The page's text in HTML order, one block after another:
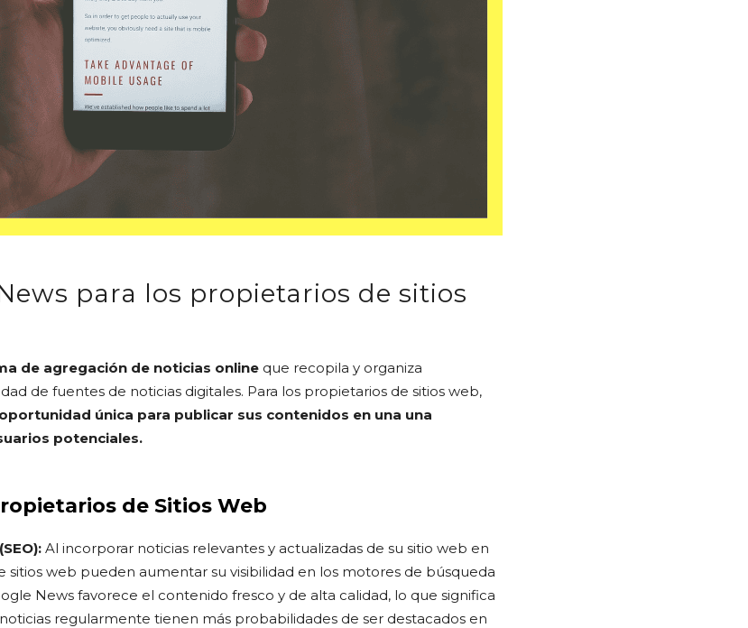
para los propietarios de sitios
de agregación de noticias online que recopila y organiza
de fuentes de noticias digitales. Para los propietarios de sitios web,
única para publicar sus contenidos en una una
potenciales.
de Sitios Web
Al incorporar noticias relevantes y actualizadas de su sitio web en
sitios web pueden aumentar su visibilidad en los motores de búsqueda
News favorece el contenido fresco y de alta calidad, lo que significa
regularmente tienen más probabilidades de ser destacados en